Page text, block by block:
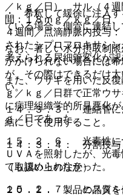
／ｋｇ／日）、サル（４
間：１８ｍｇ／ｋｇ／日
４週間／点滴静脈内投与
されたシプロフロキサシ
考えられる尿細管変化が
また、ウサギを用いた反
ｇ／ｋｇ／日群で正常ウ
に病理組織学的所見悪化
ｇ／日であった。
１５．２．６． 光毒性に
ＵＶＡを照射したが、光
ても認められなかった。
１５．２．７． ヒスタミ
・ 希釈して緩徐に注入す
ている場合、側管に連結
なお、著しい水分摂取制
がかけられない場合には
が、その際はできるだけ
い。
１４．３．３． 連結管に
結にして使用すること。
１４．３．４． 分割投与
（取扱い上の注意）
２０．１． 製品の品質を